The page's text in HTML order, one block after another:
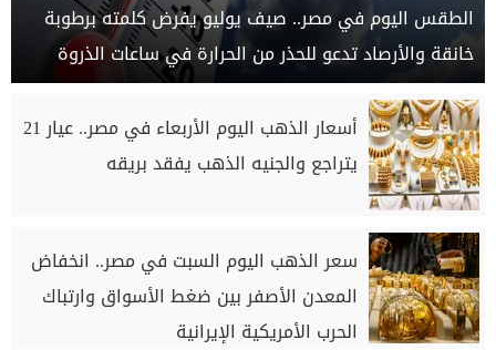
الطقس اليوم في مصر.. صيف يوليو يفرض كلمته برطوبة
خانقة والأرصاد تدعو للحذر من الحرارة في ساعات الذروة
أسعار الذهب اليوم الأربعاء في مصر.. عيار 21
يتراجع والجنيه الذهب يفقد بريقه
سعر الذهب اليوم السبت في مصر.. انخفاض
المعدن الأصفر بين ضغط الأسواق وارتباك
الحرب الأمريكية الإيرانية